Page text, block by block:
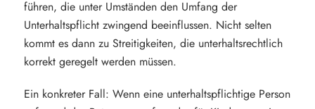
führen, die unter Umständen den Umfang der
Unterhaltspflicht zwingend beeinflussen. Nicht selten
kommt es dann zu Streitigkeiten, die unterhaltsrechtlich
korrekt geregelt werden müssen.
Ein konkreter Fall: Wenn eine unterhaltspflichtige Person